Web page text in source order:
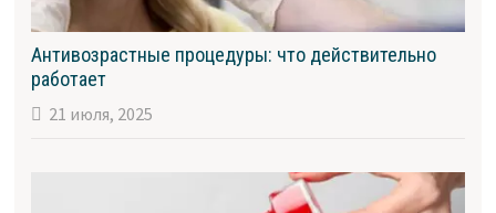
Антивозрастные процедуры: что действительно
работает
21 июля, 2025